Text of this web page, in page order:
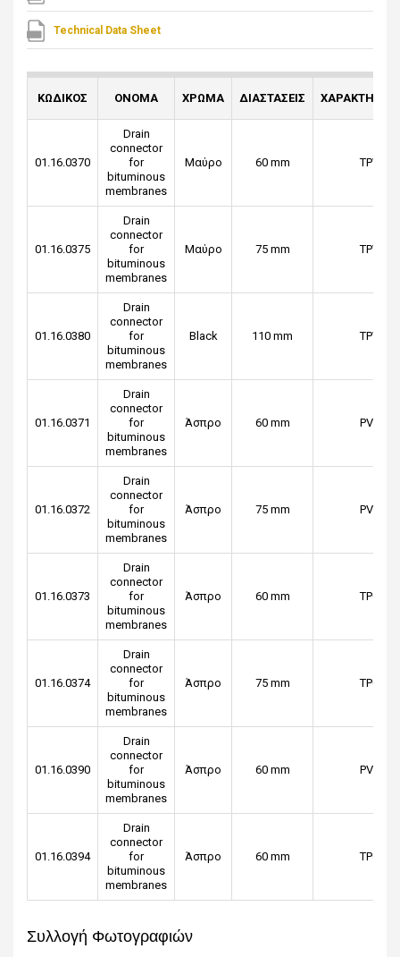
Technical Data Sheet
ΚΩΔΙΚΟΣ ΟΝΟΜΑ ΧΡΩΜΑ ΔΙΑΣΤΑΣΕΙΣ
01.16.0370
Drain
connector
for
bituminous
membranes
Μαύρο 60 mm ΤPV
01.16.0375
Drain
connector
for
bituminous
membranes
Μαύρο 75 mm TPV
01.16.0380
Drain
connector
for
bituminous
membranes
Black 110 mm TPV
01.16.0371
Drain
connector
for
bituminous
membranes
Άσπρο 60 mm PVC
01.16.0372
Drain
connector
for
bituminous
membranes
Άσπρο 75 mm PVC
01.16.0373
Drain
connector
for
bituminous
membranes
Άσπρο 60 mm TPO
01.16.0374
Drain
connector
for
bituminous
membranes
Άσπρο 75 mm TPO
01.16.0390
Drain
connector
for
bituminous
membranes
Άσπρο 60 mm PVC
01.16.0394
Drain
connector
for
bituminous
membranes
Άσπρο 60 mm TPO
Συλλογή Φωτογραφιών